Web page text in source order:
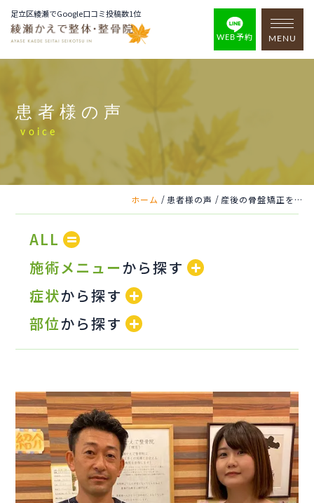
足立区綾瀬でGoogle口コミ投稿数1位
WEB予約 MENU
患者様の声
voice
ホーム / 患者様の声 / 産後の骨盤矯正を、子連れでも安心して受けられます。
ALL
施術メニューから探す
症状から探す
部位から探す